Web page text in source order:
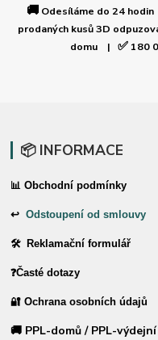
🚚 Odesíláme do 24
prodaných kusů 3D
domu | ✅180
📦 INFORMACE
📊 Obchodní podmínky
↩Odstoupení od smlouvy
🛠 Reklamační formulář
❓Časté dotazy
🔐 Ochrana osobních údajů
🚚 PPL-domů / PPL-